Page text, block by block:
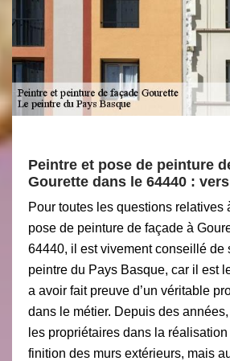
Peintre et pose de peinture
Gourette dans le 64440 :
Pour toutes les questions relatives
pose de peinture de façade à
64440, il est vivement conseillé de
peintre du Pays Basque, car il est
a avoir fait preuve d’un véritable
dans le métier. Depuis des
les propriétaires dans la
finition des murs extérieurs, mais